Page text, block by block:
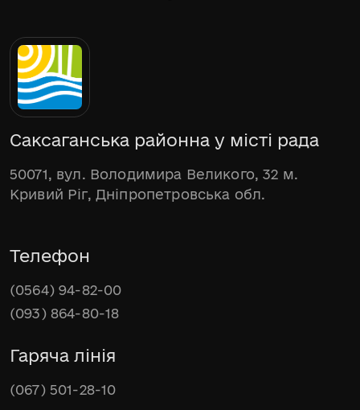
Саксаганська районна у місті рада
50071, вул. Володимира Великого, 32 м.
Кривий Ріг, Дніпропетровська обл.
Телефон
(0564) 94-82-00
(093) 864-80-18
Гаряча лінія
(067) 501-28-10